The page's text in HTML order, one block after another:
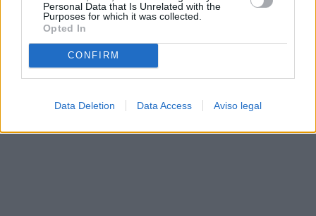
Personal Data that Is Unrelated with the
Purposes for which it was collected.
Opted In
CONFIRM
Data Deletion Data Access Aviso legal